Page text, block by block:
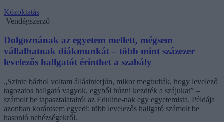
Közoktatás
Vendégszerző
Dolgoznának az egyetem mellett, mégsem
vállalhatnak diákmunkát – több mint százezer
levelezős hallgatót érinthet a szabály
„Szinte bárhol voltam állásinterjún, mikor megtudták, hogy levelező
tagozatos hallgató vagyok, egyből húzni kezdték a szájukat” –
számolt be tapasztalatairól az Eduline-nak egy egyetemista. Példája
azonban korántsem egyedi: több levelezős hallgató számolt be
hasonló nehézségekről.